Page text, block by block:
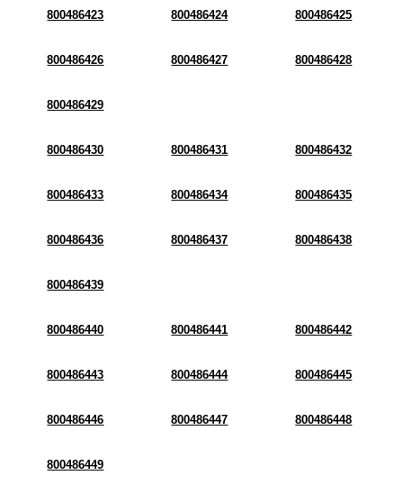
800486423 800486424 800486425
800486426 800486427 800486428
800486429
800486430 800486431 800486432
800486433 800486434 800486435
800486436 800486437 800486438
800486439
800486440 800486441 800486442
800486443 800486444 800486445
800486446 800486447 800486448
800486449